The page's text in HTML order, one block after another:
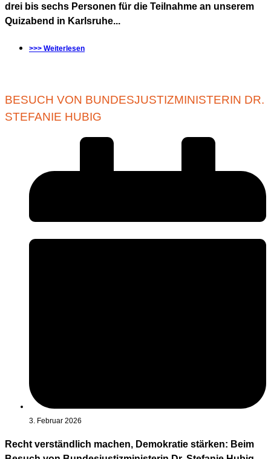
drei bis sechs Personen für die Teilnahme an unserem
Quizabend in Karlsruhe...
>>> Weiterlesen
BESUCH VON BUNDESJUSTIZMINISTERIN DR.
STEFANIE HUBIG
3. Februar 2026
Recht verständlich machen, Demokratie stärken: Beim